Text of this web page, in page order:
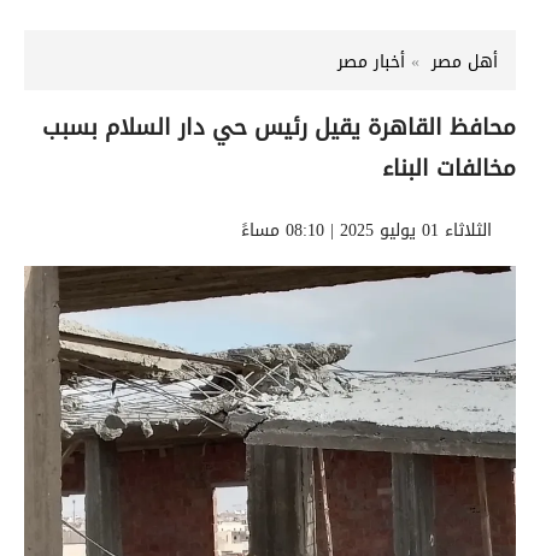
أهل مصر أخبار مصر
محافظ القاهرة يقيل رئيس حي دار السلام بسبب
مخالفات البناء
الثلاثاء 01 يوليو 2025 | 08:10 مساءً